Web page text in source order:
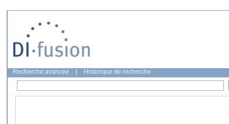
Recherche avancée Historique de recherche